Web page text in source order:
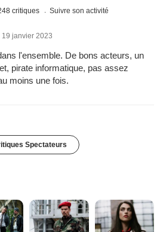
critiques Suivre son activité
19 janvier 2023
l'ensemble. De bons acteurs, un
pirate informatique, pas assez
moins une fois.
Spectateurs